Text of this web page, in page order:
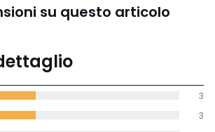
su questo articolo
3,6
di media tenendo
3
3